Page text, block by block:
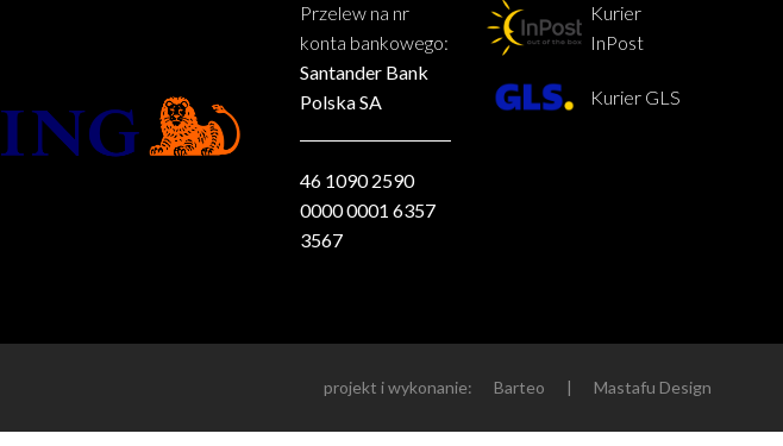
Przelew na nr
konta bankowego:
Santander Bank
Polska SA
46 1090 2590
0000 0001 6357
3567
Kurier
InPost
Kurier GLS
projekt i wykonanie: Barteo | Mastafu Design